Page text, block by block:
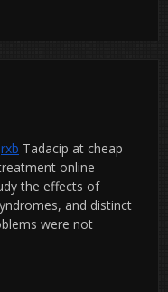
rxb Tadacip at cheap
online
the effects of
and distinct
were not